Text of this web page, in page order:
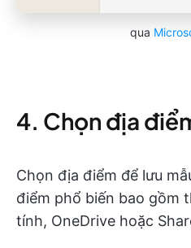
qua
4. Chọn địa
Chọn địa điểm để lưu
điểm phổ biến bao gồm
tính, OneDrive hoặc